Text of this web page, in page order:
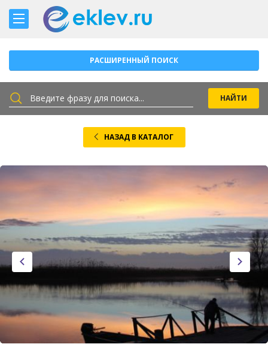
РАСШИРЕННЫЙ ПОИСК
НАЗАД В КАТАЛОГ